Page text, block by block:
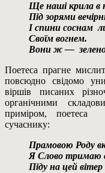
Ще наші крила в
Під зорями
І спини соснам
Своїм вогнем.
Вони ж —
Поетеса прагне
повсюдно свідомо
віршів писаних
органічними
приміром, поетеса
сучаснику:
Прамовою Роду
Я Слово тримаю
Піду на цей